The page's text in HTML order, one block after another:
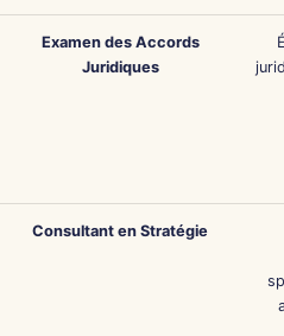
Examen des Accords
Juridiques
Consultant en Stratégie